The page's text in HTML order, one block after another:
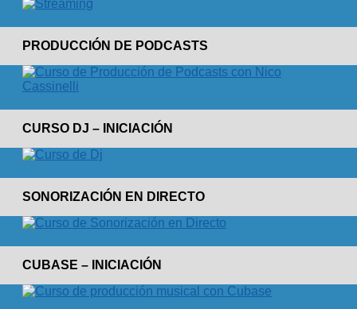
PRODUCCIÓN DE PODCASTS
CURSO DJ – INICIACIÓN
SONORIZACIÓN EN DIRECTO
CUBASE – INICIACIÓN